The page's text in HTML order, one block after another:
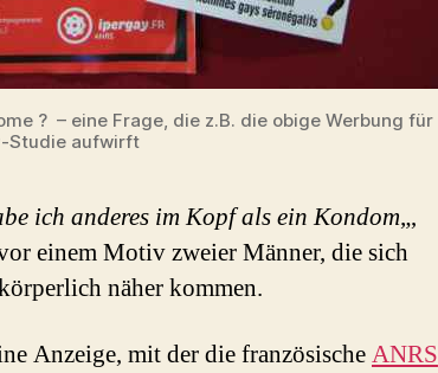
? – eine Frage, die z.B. die obige Werbung für
Studie aufwirft
ich anderes im Kopf als ein Kondom„,
einem Motiv zweier Männer, die sich
näher kommen.
Anzeige, mit der die französischeANRS